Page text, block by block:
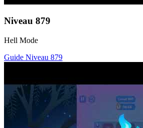
Niveau 879
Hell Mode
Guide Niveau 879